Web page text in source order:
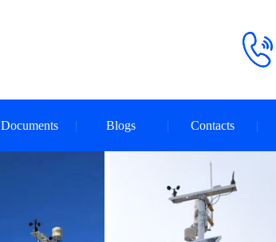
Documents Blogs Contacts